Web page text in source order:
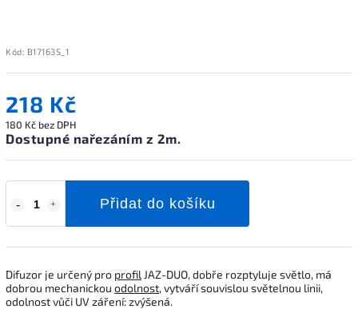
Kód: B17163S_1
218 Kč
180 Kč bez DPH
Dostupné nařezáním z 2m.
Přidat do košíku
Difuzor je určený pro profil JAZ-DUO, dobře rozptyluje světlo, má
dobrou mechanickou odolnost, vytváří souvislou světelnou linii,
odolnost vůči UV záření: zvýšená.